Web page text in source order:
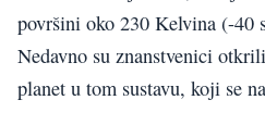
površini oko 230 Kelvina (-40
Nedavno su znanstvenici
planet u tom sustavu, koji se